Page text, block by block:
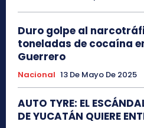
Duro golpe al
toneladas de cocaína
Guerrero
Nacional 13 De Mayo De 2025
AUTO TYRE: EL
DE YUCATÁN QUIERE